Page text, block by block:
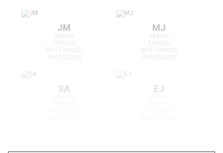
JM
166cm
TOP(55)
BOTTOM(25)
MJ
164cm
TOP(55)
BOTTOM(26)
SA EJ